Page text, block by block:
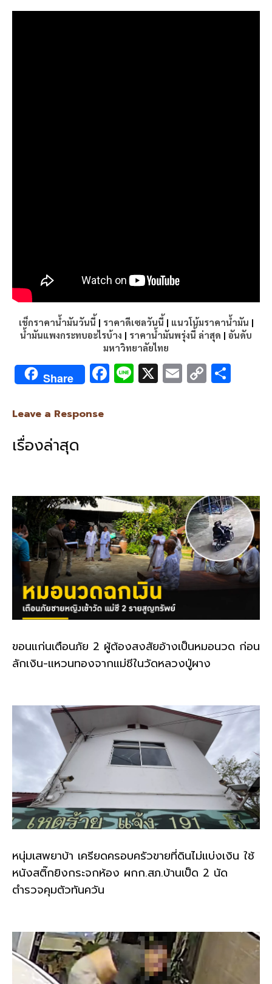
เช็กราคาน้ำมันวันนี้ | ราคาดีเซลวันนี้ | แนวโน้มราคาน้ำมัน |
น้ำมันแพงกระทบอะไรบ้าง | ราคาน้ำมันพรุ่งนี้ ล่าสุด | อันดับ
มหาวิทยาลัยไทย
Share F
k
Li X E C
Leave a Response
เรื่องล่าสุด
ขอนแก่นเตือนภัย 2 ผู้ต้องสงสัยอ้างเป็นหมอนวด ก่อน
ลักเงิน-แหวนทองจากแม่ชีในวัดหลวงปู่ผาง
หนุ่มเสพยาบ้า เครียดครอบครัวขายที่ดินไม่แบ่งเงิน ใช้
หนังสติ๊กยิงกระจกห้อง ผกก.สภ.บ้านเป็ด 2 นัด
ตำรวจคุมตัวทันควัน